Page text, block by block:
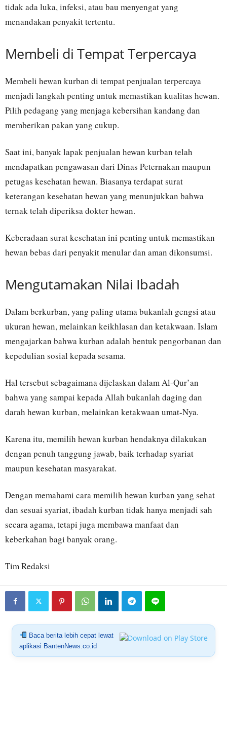
tidak ada luka, infeksi, atau bau menyengat yang
menandakan penyakit tertentu.
Membeli di Tempat Terpercaya
Membeli hewan kurban di tempat penjualan terpercaya
menjadi langkah penting untuk memastikan kualitas hewan.
Pilih pedagang yang menjaga kebersihan kandang dan
memberikan pakan yang cukup.
Saat ini, banyak lapak penjualan hewan kurban telah
mendapatkan pengawasan dari Dinas Peternakan maupun
petugas kesehatan hewan. Biasanya terdapat surat
keterangan kesehatan hewan yang menunjukkan bahwa
ternak telah diperiksa dokter hewan.
Keberadaan surat kesehatan ini penting untuk memastikan
hewan bebas dari penyakit menular dan aman dikonsumsi.
Mengutamakan Nilai Ibadah
Dalam berkurban, yang paling utama bukanlah gengsi atau
ukuran hewan, melainkan keikhlasan dan ketakwaan. Islam
mengajarkan bahwa kurban adalah bentuk pengorbanan dan
kepedulian sosial kepada sesama.
Hal tersebut sebagaimana dijelaskan dalam Al-Qur’an
bahwa yang sampai kepada Allah bukanlah daging dan
darah hewan kurban, melainkan ketakwaan umat-Nya.
Karena itu, memilih hewan kurban hendaknya dilakukan
dengan penuh tanggung jawab, baik terhadap syariat
maupun kesehatan masyarakat.
Dengan memahami cara memilih hewan kurban yang sehat
dan sesuai syariat, ibadah kurban tidak hanya menjadi sah
secara agama, tetapi juga membawa manfaat dan
keberkahan bagi banyak orang.
Tim Redaksi
Baca berita lebih cepat lewat
aplikasi BantenNews.co.id